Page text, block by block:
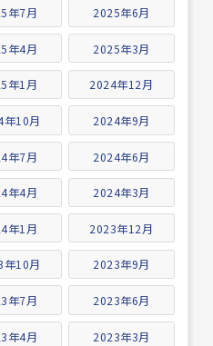
年7月 2025年6月
年4月 2025年3月
年1月 2024年12月
年10月 2024年9月
年7月 2024年6月
年4月 2024年3月
年1月 2023年12月
年10月 2023年9月
年7月 2023年6月
年4月 2023年3月